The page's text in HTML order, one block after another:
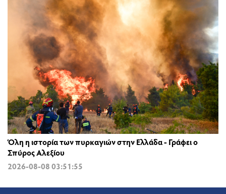
Όλη η ιστορία των πυρκαγιών στην Ελλάδα - Γράφει ο
Σπύρος Αλεξίου
2026-08-08 03:51:55